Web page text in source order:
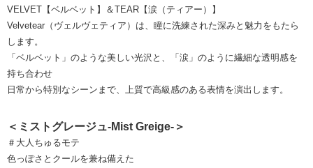
VELVET【ベルベット】＆TEAR【涙（ティアー）】
Velvetear（ヴェルヴェティア）は、瞳に洗練された深みと魅力をもたら
します。
「ベルベット」のような美しい光沢と、「涙」のように繊細な透明感を
持ち合わせ
日常から特別なシーンまで、上質で高級感のある表情を演出します。
＜ミストグレージュ-Mist Greige-＞
＃大人ちゅるモテ
色っぽさとクールを兼ね備えた